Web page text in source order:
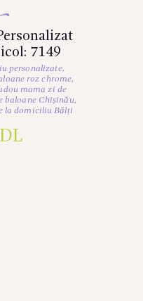
7149
personalizate,
roz chrome,
mama zi de
baloane Chișinău,
la domiciliu Bălți